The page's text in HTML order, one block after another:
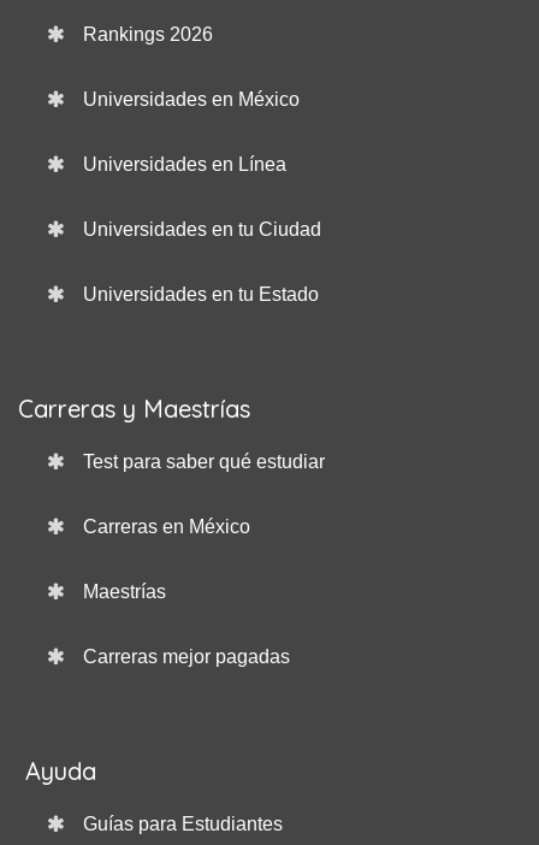
Rankings 2026
Universidades en México
Universidades en Línea
Universidades en tu Ciudad
Universidades en tu Estado
Carreras y Maestrías
Test para saber qué estudiar
Carreras en México
Maestrías
Carreras mejor pagadas
Ayuda
Guías para Estudiantes